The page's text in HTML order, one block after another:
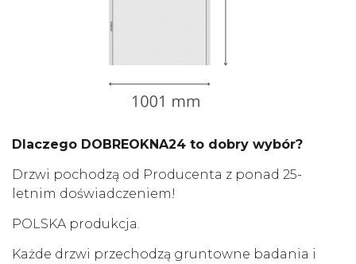
Dlaczego DOBREOKNA24 to dobry wybór?
Drzwi pochodzą od Producenta z ponad 25-
letnim doświadczeniem!
POLSKA produkcja.
Każde drzwi przechodzą gruntowne badania i